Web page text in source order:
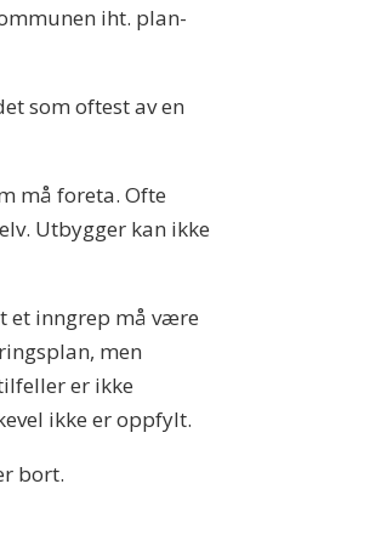
iht. plan-
som oftest av en
må foreta. Ofte
Utbygger kan ikke
et inngrep må være
men
er ikke
ikke er oppfylt.
bort.